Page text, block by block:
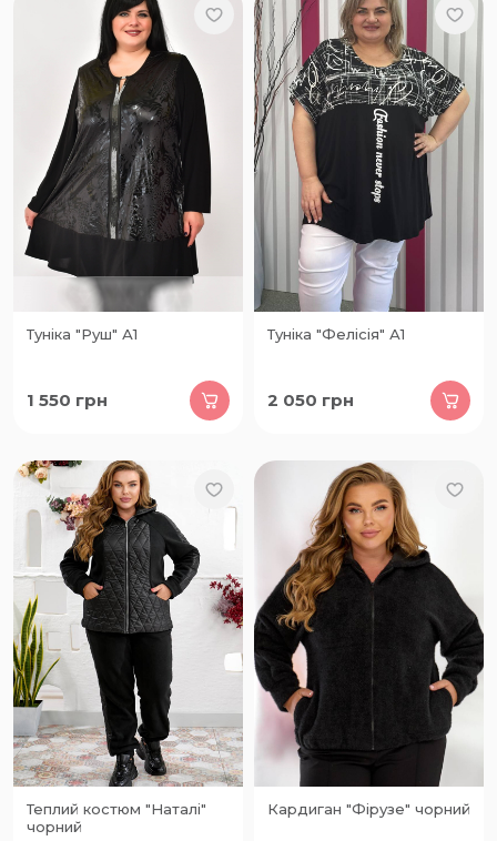
Туніка "Руш" А1
1 550 грн
Туніка "Фелісія" А1
2 050 грн
Теплий костюм "Наталі"
чорний
Кардиган "Фірузе" чорний